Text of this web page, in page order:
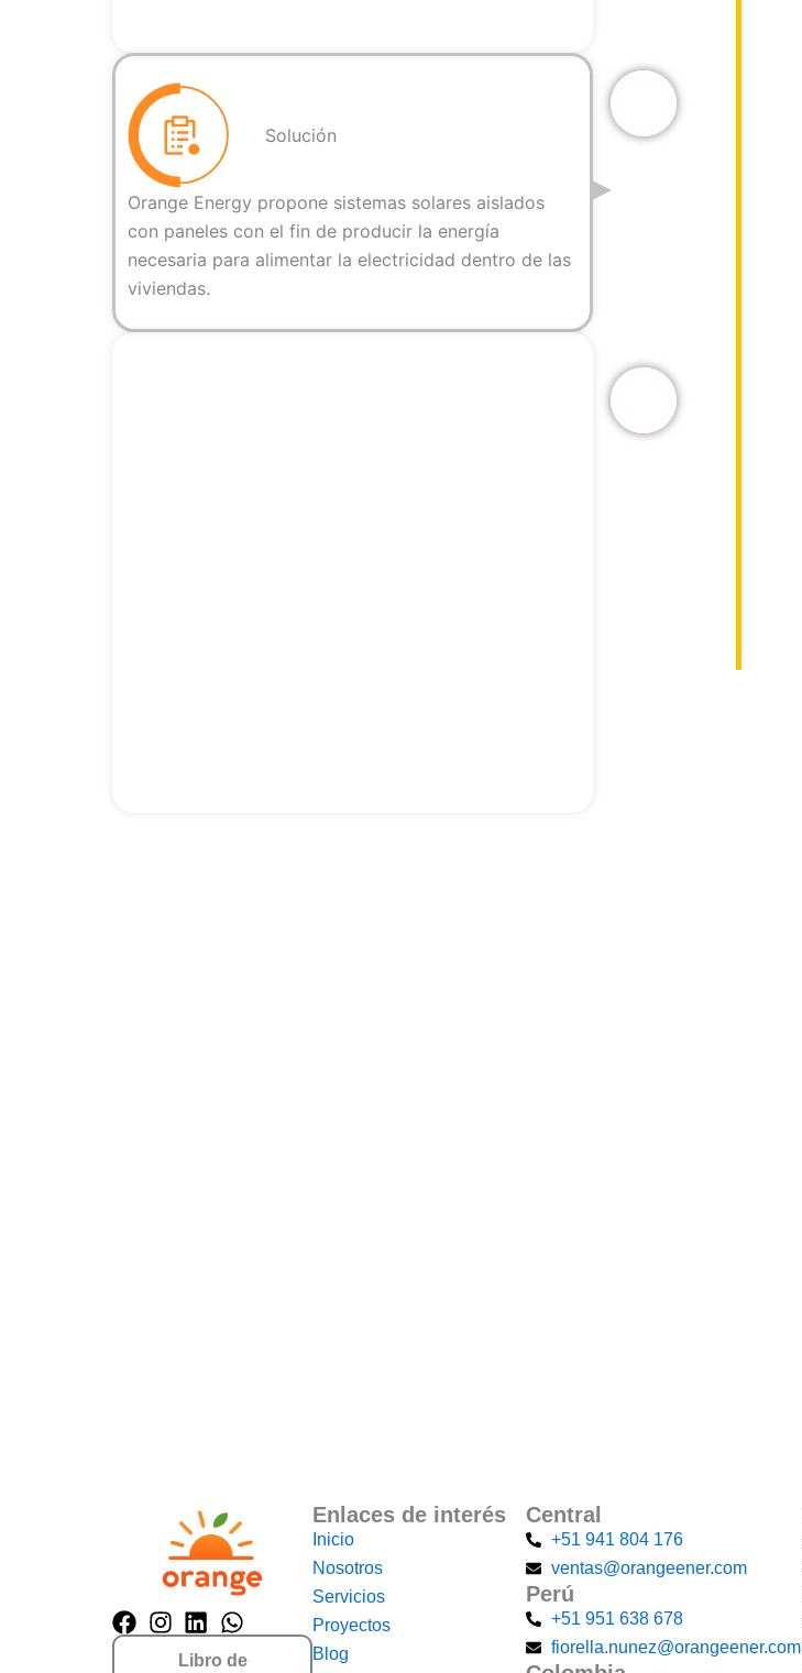
Solución
Orange Energy propone sistemas solares aislados
con paneles con el fin de producir la energía
necesaria para alimentar la electricidad dentro de las
viviendas.
Libro de
Enlaces de interés
Inicio
Nosotros
Servicios
Proyectos
Blog
Central
+51 941 804 176
ventas@orangeener.com
Perú
+51 951 638 678
fiorella.nunez@orangeener.com